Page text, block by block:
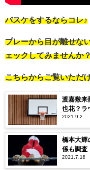
バスケをするならコレ♪
プレーから目が離せな
ェックしてみませんか
こちらからご覧いただ
渡嘉敷来
也花？ラ
2021.9.2
橋本大輝
係も調査
2021.7.18